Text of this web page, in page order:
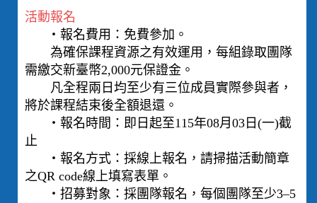
活動報名
‧報名費用：免費參加。
為確保課程資源之有效運用，每組錄取團隊
需繳交新臺幣2,000元保證金。
凡全程兩日均至少有三位成員實際參與者，
將於課程結束後全額退還。
‧報名時間：即日起至115年08月03日(一)截
止
‧報名方式：採線上報名，請掃描活動簡章
之QR code線上填寫表單。
‧招募對象：採團隊報名，每個團隊至少3–5